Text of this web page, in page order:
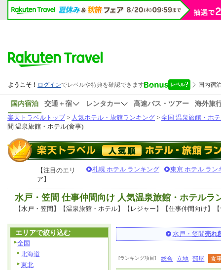
国内宿泊 交通＋宿 レンタカー 高速バス・ツアー
海外旅
楽天トラベルトップ> 人気ホテル・旅館ランキング > 全国 温泉旅館・ホ
間 温泉旅館・ホテル(食事)
【注目のエリ
ア】
札幌 ホテル ランキング 東京 ホテル ラン
水戸・笠間 仕事仲間向け 人気温泉旅館・ホテルラ
【水戸・笠間】【温泉旅館・ホテル】【レジャー】【仕事仲間向け】
水戸・笠間売れ
[ランキング項目] 総合 立地 部屋 食
エリアで絞り込む
全国
北海道
東北